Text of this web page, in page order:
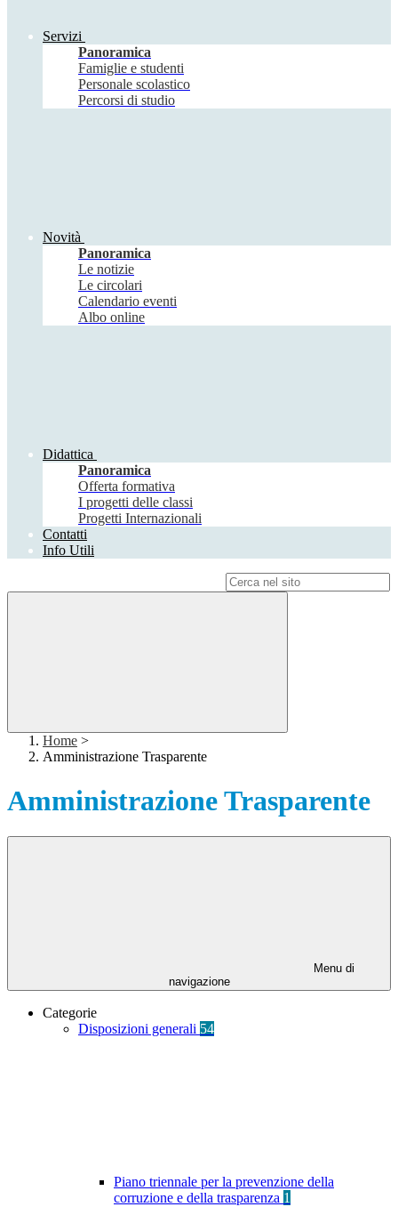
Servizi
Panoramica
Famiglie e studenti
Personale scolastico
Percorsi di studio
Novità
Panoramica
Le notizie
Le circolari
Calendario eventi
Albo online
Didattica
Panoramica
Offerta formativa
I progetti delle classi
Progetti Internazionali
Contatti
Info Utili
Home >
Amministrazione Trasparente
Amministrazione Trasparente
Menu di
navigazione
Categorie
Disposizioni generali 54
Piano triennale per la prevenzione della
corruzione e della trasparenza 1